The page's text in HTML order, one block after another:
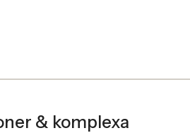
& komplexa